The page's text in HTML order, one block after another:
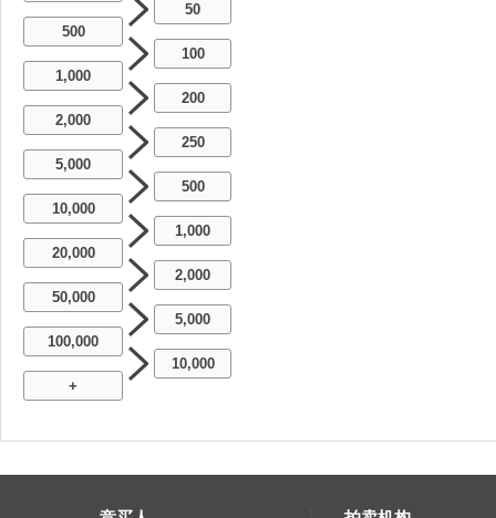
50
500
100
1,000
200
2,000
250
5,000
500
10,000
1,000
20,000
2,000
50,000
5,000
100,000
10,000
+